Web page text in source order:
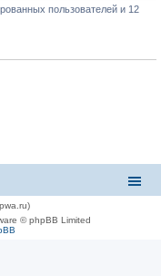
пользователей и 12
© phpBB Limited